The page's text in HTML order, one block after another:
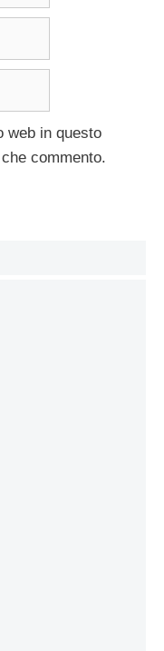
web in questo
commento.